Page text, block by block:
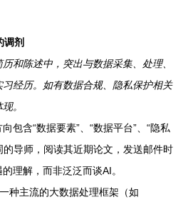
调剂
和陈述中，突出与数据采集、处理、
经历。如有数据合规、隐私保护相关
。
向包含“数据要素”、“数据平台”、“隐私
的导师，阅读其近期论文，发送邮件时
理解，而非泛泛而谈AI。
种主流的大数据处理框架（如